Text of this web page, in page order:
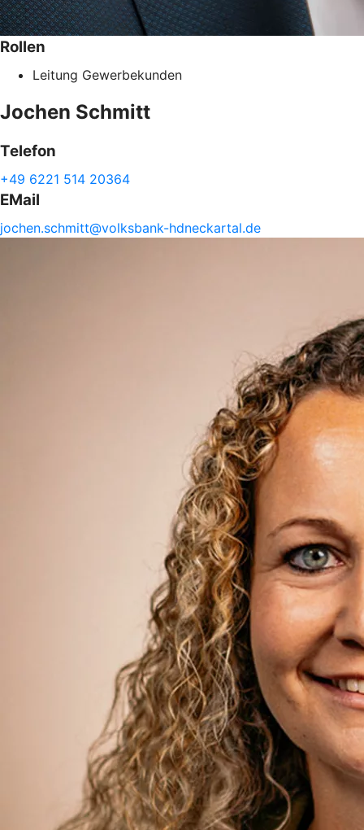
Rollen
Leitung Gewerbekunden
Jochen Schmitt
Telefon
+49 6221 514 20364
EMail
jochen.schmitt@volksbank-hdneckartal.de